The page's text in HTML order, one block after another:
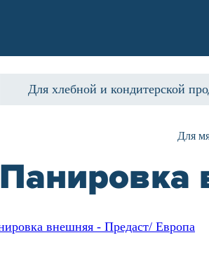
Для хлебной и кондитерской
Для
Панировка